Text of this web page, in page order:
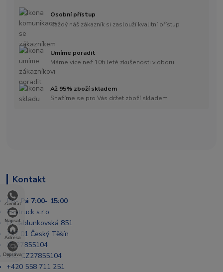
Zavolat
Napsat
Adresa
Doprava
Osobní přístup
Každý náš zákazník si zaslouží kvalitní přístup
Umíme poradit
Máme více než 10ti leté zkušenosti v oboru
Až 95% zboží skladem
Snažíme se pro Vás držet zboží skladem
Kontakt
Po- Pá 7:00- 15:00
Enatruck s.r.o.
Ul. Jablunkovská 851
737 01 Český Těšín
IČ: 27855104
DIČ: CZ27855104
+420 558 711 251